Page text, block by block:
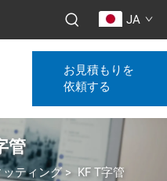
JA
お見積もりを
依頼する
管
ッティング> KF T字管